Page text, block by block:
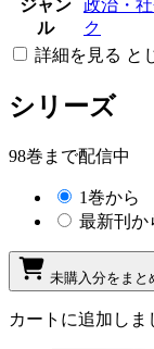
ジャン
ル
政治・
ク
詳細を見る と
シリーズ
98巻まで配信中
1巻から
最新刊か
未購入分をまと
カートに追加しま